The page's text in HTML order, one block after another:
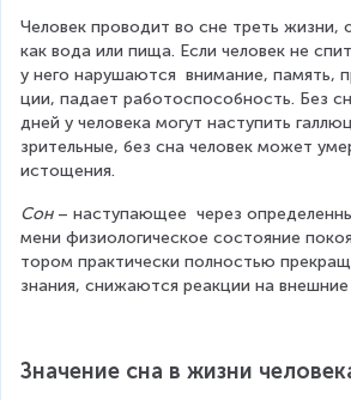
Че­ло­век про­во­дит во сне треть жизни,
как вода или пища. Если че­ло­век не
у него на­ру­ша­ют­ся  вни­ма­ние, па­мять,
ции, па­да­ет ра­бо­то­спо­соб­ность. Без
дней у человека могут наступить
зрительные, без сна человек может
истощения.
Сон – на­сту­па­ю­щее  через
ме­ни фи­зио­ло­ги­че­ское состояние
то­ром прак­ти­че­ски пол­но­стью
зна­ния, сни­жа­ют­ся ре­ак­ции на
Зна­че­ние сна в жизни